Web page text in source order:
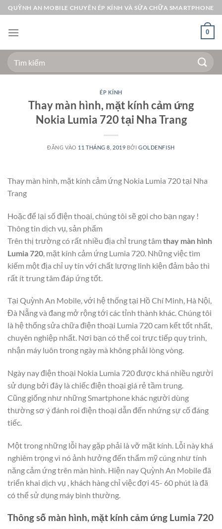
Bỏ
qua
nội
QUỲNH AN MOBILE CHUYÊN ÉP KÍNH VÀ SỬA CHỮA SMARTPHONE
0
Tìm
kiếm:
ÉP KÍNH
Thay màn hình, mặt kính cảm ứng
Nokia Lumia 720 tại Nha Trang
ĐĂNG VÀO 11 THÁNG 8, 2019 BỞIGOLDENFISH
Thay màn hình, mặt kính cảm ứng Nokia Lumia 720 tại Nha
Trang
Hoặc để lại số điện thoại, chúng tôi sẽ gọi cho bạn ngay !
Thông tin dịch vụ, sản phẩm
Trên thị trường có rất nhiều địa chỉ trung tâm thay màn hình
Lumia 720 , mặt kính cảm ứng Lumia 720. Những việc tìm
kiếm một địa chỉ uy tín với chất lượng linh kiện đảm bảo thì
rất ít trung tâm đáp ứng tốt.
Tại Quỳnh An Mobile, với hệ thống tại Hồ Chí Minh, Hà Nội,
Đà Nẵng và đang mở rộng tới các tỉnh thành khác. Chúng tôi
là hệ thống sửa chữa điện thoại Lumia 720 cam kết tốt nhất,
chuyên nghiệp nhất. Nơi bạn có thể coi trực tiếp quy trình,
nhận máy luôn trong ngày mà không phải lòng vòng.
Ngày nay điện thoại Nokia Lumia 720 được khá nhiều người
sử dụng bởi đây là chiếc điện thoại giá rẻ tầm trung.
Cũng giống như những Smartphone khác người dùng
thường sơ ý đánh roi điện thoại dẫn đến nhứng sự cố đáng
tiếc.
Một trong những lỗi hay gặp phải là vỡ mặt kính. Lỗi này khá
nghiêm trọng vì nó ảnh hưởng đến thẩm mỹ cúng như tính
năng cảm ứng trên màn hình. Hiện nay Quỳnh An Mobile đã
triển khai dịch vụ , khách hàng chỉ việc đợi 45- 60 phút là đã
có thể sử dụng máy bình thường.
Thông số màn hình, mặt kính cảm ứng Lumia 720